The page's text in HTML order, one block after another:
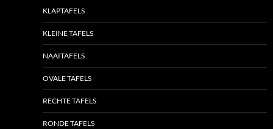
KLAPTAFELS
KLEINE TAFELS
NAAITAFELS
OVALE TAFELS
RECHTE TAFELS
RONDE TAFELS